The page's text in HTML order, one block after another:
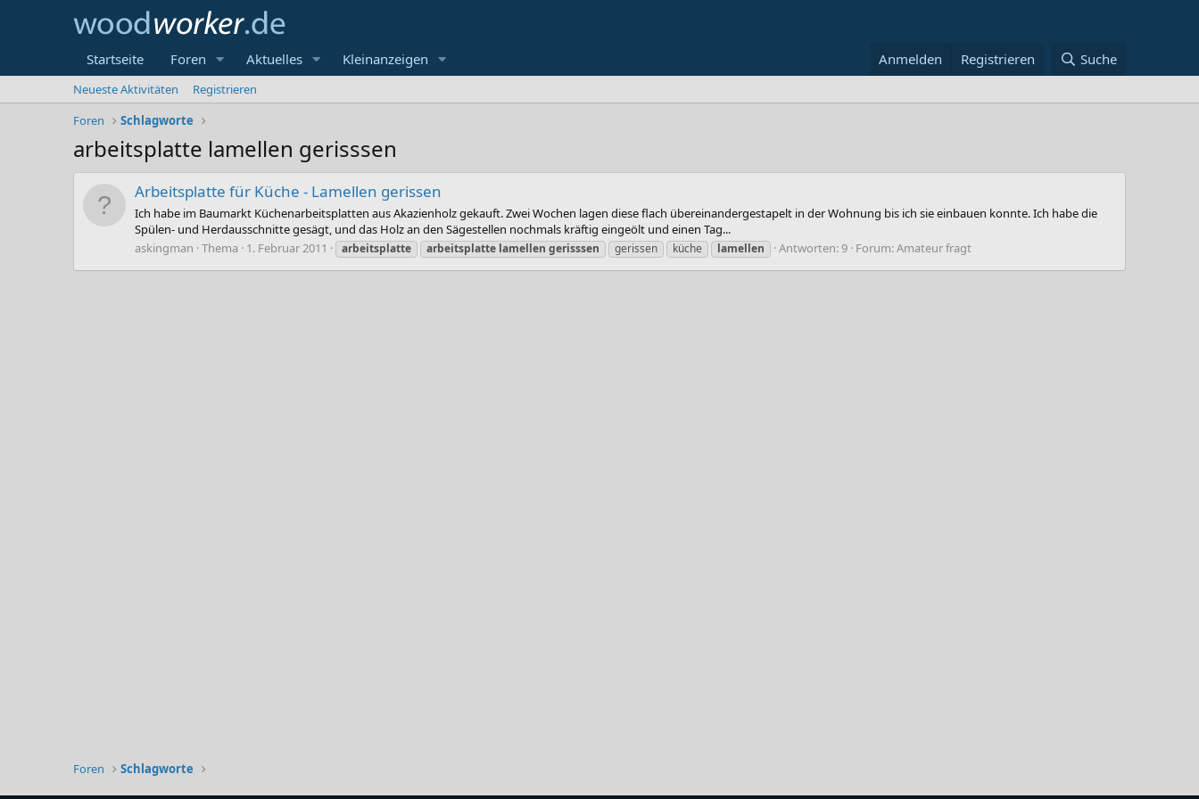
Startseite Foren Aktuelles Kleinanzeigen Anmelden Registrieren Suche
Neueste Aktivitäten
Registrieren
Foren
Schlagworte
arbeitsplatte lamellen gerisssen
Arbeitsplatte für Küche - Lamellen gerissen
Ich habe im Baumarkt Küchenarbeitsplatten aus Akazienholz gekauft. Zwei Wochen lagen diese flach übereinandergestapelt in der Wohnung bis ich sie einbauen konnte. Ich habe die
Spülen- und Herdausschnitte gesägt, und das Holz an den Sägestellen nochmals kräftig eingeölt und einen Tag...
askingman Thema 1. Februar 2011 arbeitsplatte arbeitsplatte lamellen gerisssen gerissen küche lamellen Antworten: 9 Forum:Amateur fragt
Foren Schlagworte